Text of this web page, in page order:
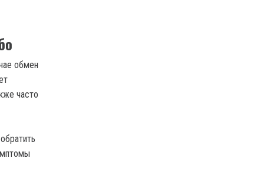
обмен
часто